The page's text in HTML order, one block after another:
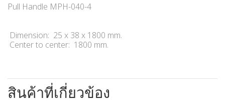
Pull Handle MPH-040-4
Dimension: 25 x 38 x 1800 mm.
Center to center: 1800 mm.
สินค้าที่เกี่ยวข้อง